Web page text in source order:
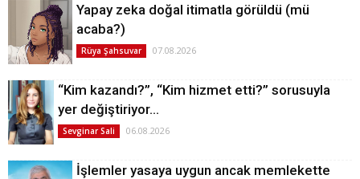
Yapay zeka doğal itimatla görüldü (mü
acaba?)
Rüya Şahsuvar 07.08.2026
“Kim kazandı?”, “Kim hizmet etti?” sorusuyla
yer değiştiriyor…
Sevginar Sali 06.08.2026
İşlemler yasaya uygun ancak memlekette